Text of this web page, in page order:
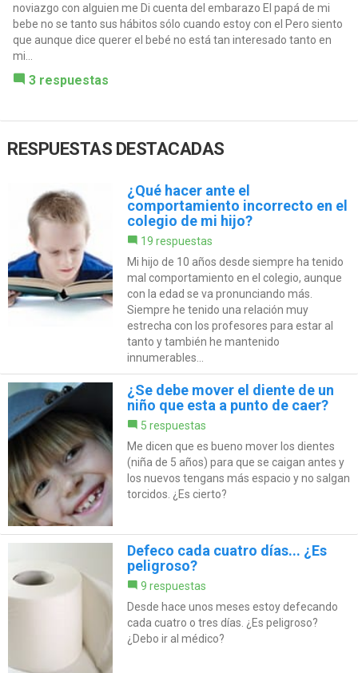
noviazgo con alguien me Di cuenta del embarazo El papá de mi
bebe no se tanto sus hábitos sólo cuando estoy con el Pero siento
que aunque dice querer el bebé no está tan interesado tanto en
mi...
3 respuestas
RESPUESTAS DESTACADAS
¿Qué hacer ante el
comportamiento incorrecto en el
colegio de mi hijo?
19 respuestas
Mi hijo de 10 años desde siempre ha tenido
mal comportamiento en el colegio, aunque
con la edad se va pronunciando más.
Siempre he tenido una relación muy
estrecha con los profesores para estar al
tanto y también he mantenido
innumerables...
¿Se debe mover el diente de un
niño que esta a punto de caer?
5 respuestas
Me dicen que es bueno mover los dientes
(niña de 5 años) para que se caigan antes y
los nuevos tengans más espacio y no salgan
torcidos. ¿Es cierto?
Defeco cada cuatro días... ¿Es
peligroso?
9 respuestas
Desde hace unos meses estoy defecando
cada cuatro o tres días. ¿Es peligroso?
¿Debo ir al médico?